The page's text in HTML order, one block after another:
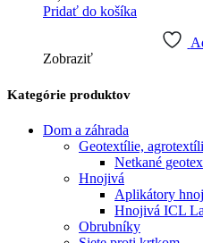
Pridať do košíka
Zobraziť
Kategórie produktov
Dom a záhrada
Geotextílie,
Netkané
Hnojivá
Aplikátory
Hnojivá ICL
Obrubníky